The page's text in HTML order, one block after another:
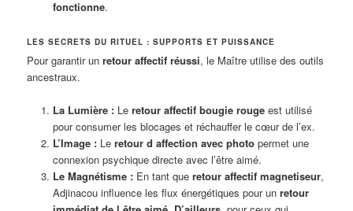
fonctionne.
LES SECRETS DU RITUEL : SUPPORTS ET PUISSANCE
Pour garantir unretour affectif réussi, le Maître utilise des outils
ancestraux.
La Lumière :Le retour affectif bougie rougeest utilisé
pour consumer les blocages et réchauffer le cœur de l’ex.
L’Image :Le retour d affection avec photopermet une
connexion psychique directe avec l’être aimé.
Le Magnétisme :En tant que retour affectif magnetiseur,
Adjinacou influence les flux énergétiques pour un retour